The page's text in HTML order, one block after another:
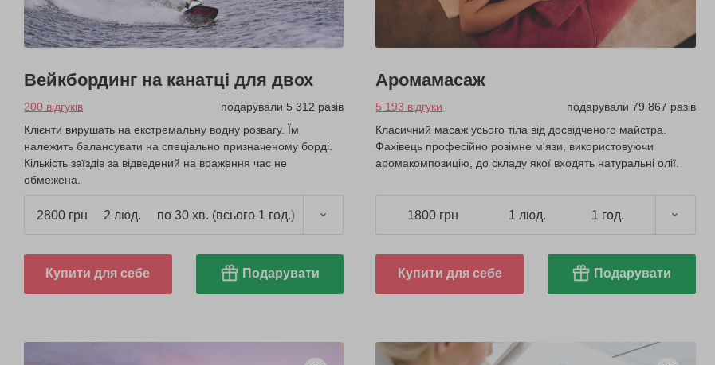
Вейкбординг на канатці для двох
200 відгуків
подарували 5 312 разів
Клієнти вирушать на екстремальну водну розвагу. Їм
належить балансувати на спеціально призначеному борді.
Кількість заїздів за відведений на враження час не
обмежена.
2800 грн 2 люд. по 30 хв. (всього 1 год.)
Купити для себе Подарувати
Аромамасаж
5 193 відгуки
подарували 79 867 разів
Класичний масаж усього тіла від досвідченого майстра.
Фахівець професійно розімне м'язи, використовуючи
аромакомпозицію, до складу якої входять натуральні олії.
1800 грн 1 люд. 1 год.
Купити для себе Подарувати